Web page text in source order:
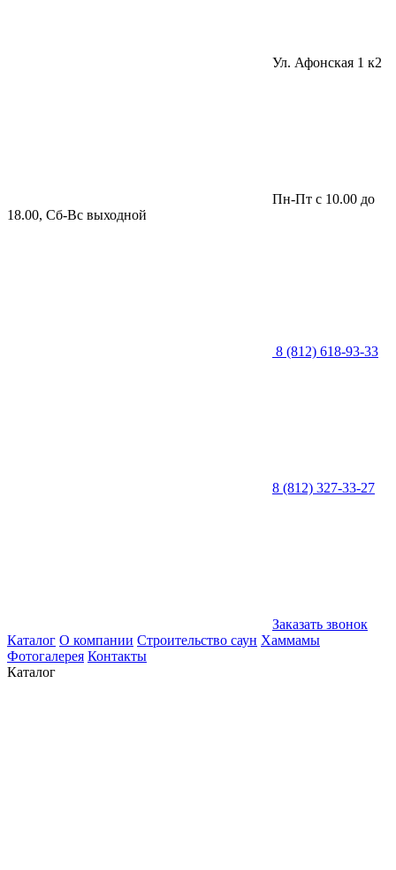
Ул. Афонская 1 к2
Пн-Пт с 10.00 до
18.00, Сб-Вс выходной
8 (812) 618-93-33
8 (812) 327-33-27
Заказать звонок
Каталог О компании Строительство саун Хаммамы
Фотогалерея Контакты
Каталог